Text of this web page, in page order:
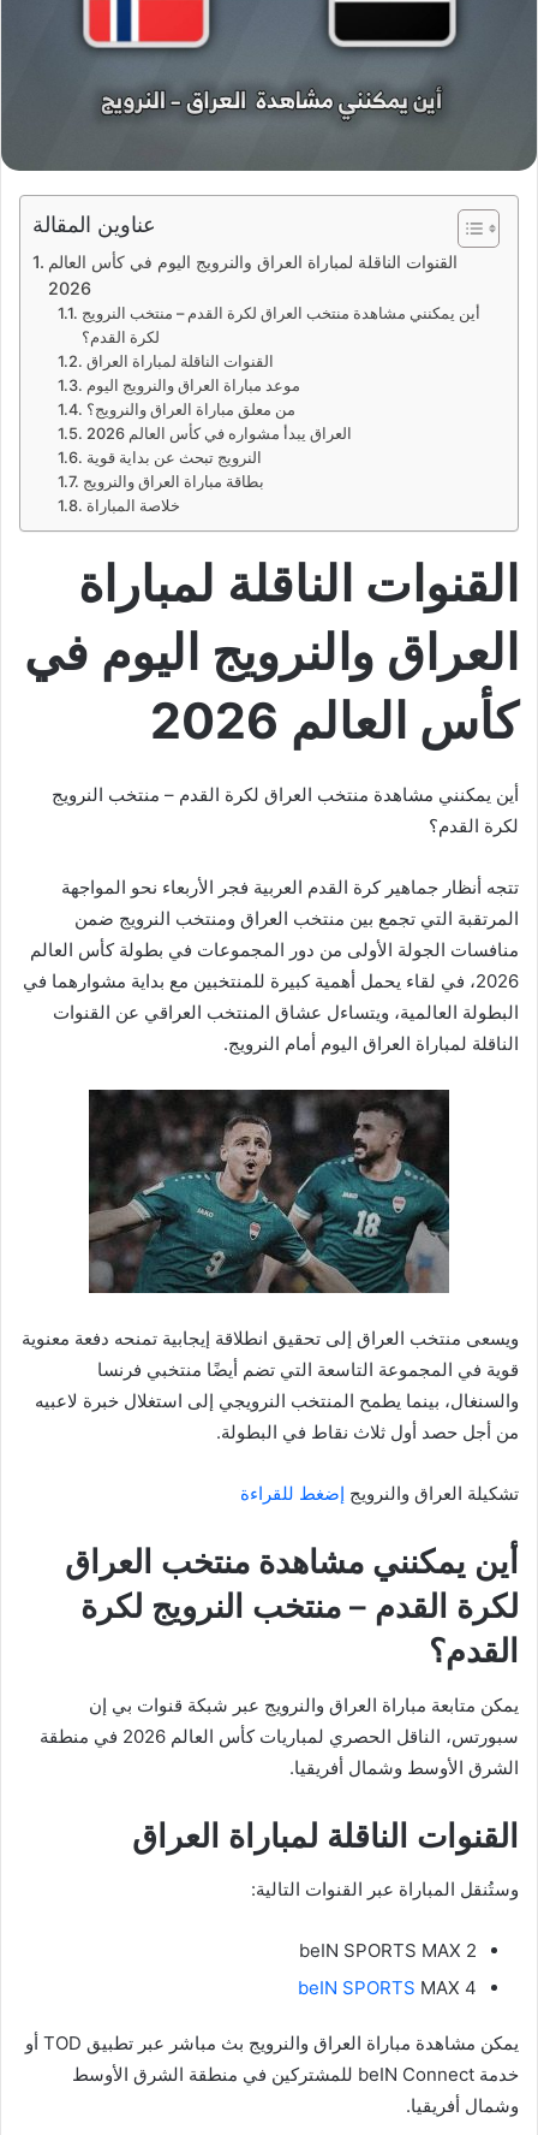
عناوين المقالة
القنوات الناقلة لمباراة العراق والنرويج اليوم في كأس العالم
2026
أين يمكنني مشاهدة منتخب العراق لكرة القدم – منتخب النرويج
لكرة القدم؟
القنوات الناقلة لمباراة العراق
موعد مباراة العراق والنرويج اليوم
من معلق مباراة العراق والنرويج؟
العراق يبدأ مشواره في كأس العالم 2026
النرويج تبحث عن بداية قوية
بطاقة مباراة العراق والنرويج
خلاصة المباراة
القنوات الناقلة لمباراة
العراق والنرويج اليوم في
كأس العالم 2026
أين يمكنني مشاهدة ‎منتخب العراق لكرة القدم – منتخب النرويج
لكرة القدم؟
تتجه أنظار جماهير كرة القدم العربية فجر الأربعاء نحو المواجهة
المرتقبة التي تجمع بين منتخب العراق ومنتخب النرويج ضمن
منافسات الجولة الأولى من دور المجموعات في بطولة كأس العالم
2026، في لقاء يحمل أهمية كبيرة للمنتخبين مع بداية مشوارهما في
البطولة العالمية، ويتساءل عشاق المنتخب العراقي عن القنوات
الناقلة لمباراة العراق اليوم أمام النرويج.
ويسعى منتخب العراق إلى تحقيق انطلاقة إيجابية تمنحه دفعة معنوية
قوية في المجموعة التاسعة التي تضم أيضًا منتخبي فرنسا
والسنغال، بينما يطمح المنتخب النرويجي إلى استغلال خبرة لاعبيه
من أجل حصد أول ثلاث نقاط في البطولة.
تشكيلة العراق والنرويج إضغط للقراءة
أين يمكنني مشاهدة منتخب العراق
لكرة القدم – منتخب النرويج لكرة
القدم؟
يمكن متابعة مباراة العراق والنرويج عبر شبكة قنوات بي إن
سبورتس، الناقل الحصري لمباريات كأس العالم 2026 في منطقة
الشرق الأوسط وشمال أفريقيا.
القنوات الناقلة لمباراة العراق
وستُنقل المباراة عبر القنوات التالية:
beIN SPORTS MAX 2
beIN SPORTS MAX 4
يمكن مشاهدة مباراة العراق والنرويج بث مباشر عبر تطبيق TOD أو
خدمة beIN Connect للمشتركين في منطقة الشرق الأوسط
وشمال أفريقيا.